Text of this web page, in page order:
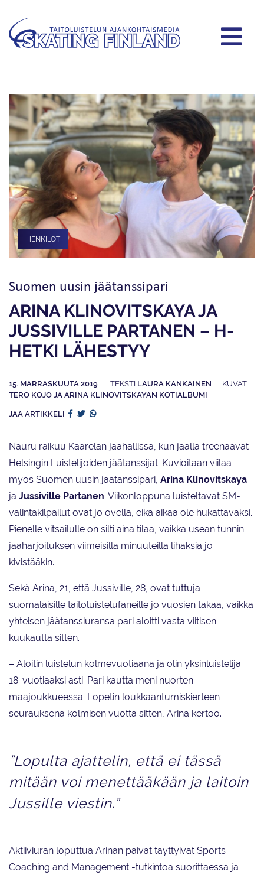
HENKILÖT
Suomen uusin jäätanssipari
ARINA KLINOVITSKAYA JA
JUSSIVILLE PARTANEN – H-
HETKI LÄHESTYY
15. MARRASKUUTA 2019
LAURA KANKAINEN
TERO KOJO JA ARINA KLINOVITSKAYAN KOTIALBUMI
JAA ARTIKKELI
Nauru raikuu Kaarelan jäähallissa, kun jäällä treenaavat
Helsingin Luistelijoiden jäätanssijat. Kuvioitaan viilaa
myös Suomen uusin jäätanssipari, Arina Klinovitskaya
ja Jussiville Partanen. Viikonloppuna luisteltavat SM-
valintakilpailut ovat jo ovella, eikä aikaa ole hukattavaksi.
Pienelle vitsailulle on silti aina tilaa, vaikka usean tunnin
jääharjoituksen viimeisillä minuuteilla lihaksia jo
kivistääkin.
Sekä Arina, 21, että Jussiville, 28, ovat tuttuja
suomalaisille taitoluistelufaneille jo vuosien takaa, vaikka
yhteisen jäätanssiuransa pari aloitti vasta viitisen
kuukautta sitten.
– Aloitin luistelun kolmevuotiaana ja olin yksinluistelija
18-vuotiaaksi asti. Pari kautta meni nuorten
maajoukkueessa. Lopetin loukkaantumiskierteen
seurauksena kolmisen vuotta sitten, Arina kertoo.
”Lopulta ajattelin, että ei tässä
mitään voi menettääkään ja laitoin
Jussille viestin.”
Aktiiviuran loputtua Arinan päivät täyttyivät Sports
Coaching and Management -tutkintoa suorittaessa ja